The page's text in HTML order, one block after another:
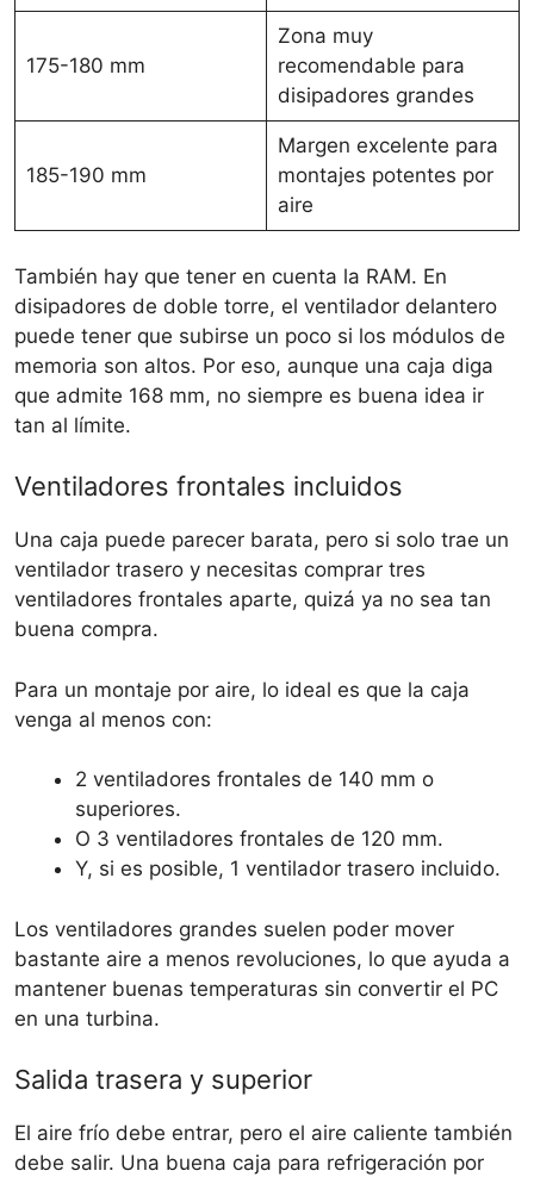
175-180 mm
Zona muy
recomendable para
disipadores grandes
185-190 mm
Margen excelente para
montajes potentes por
aire
También hay que tener en cuenta la RAM. En
disipadores de doble torre, el ventilador delantero
puede tener que subirse un poco si los módulos de
memoria son altos. Por eso, aunque una caja diga
que admite 168 mm, no siempre es buena idea ir
tan al límite.
Ventiladores frontales incluidos
Una caja puede parecer barata, pero si solo trae un
ventilador trasero y necesitas comprar tres
ventiladores frontales aparte, quizá ya no sea tan
buena compra.
Para un montaje por aire, lo ideal es que la caja
venga al menos con:
2 ventiladores frontales de 140 mm o
superiores.
O 3 ventiladores frontales de 120 mm.
Y, si es posible, 1 ventilador trasero incluido.
Los ventiladores grandes suelen poder mover
bastante aire a menos revoluciones, lo que ayuda a
mantener buenas temperaturas sin convertir el PC
en una turbina.
Salida trasera y superior
El aire frío debe entrar, pero el aire caliente también
debe salir. Una buena caja para refrigeración por